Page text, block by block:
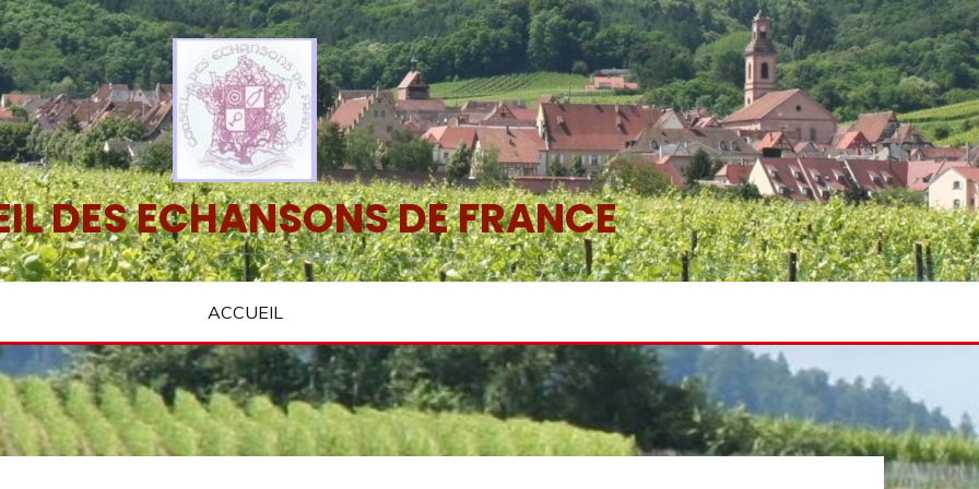
DES ECHANSONS DE FRANCE
ACCUEIL